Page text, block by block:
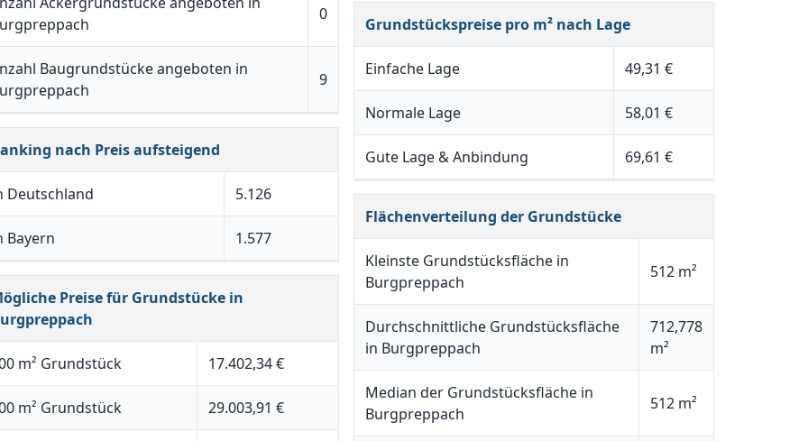
0
Baugrundstücke angeboten in
9
nach Preis aufsteigend
Deutschland 5.126
Bayern 1.577
Preise für Grundstücke in
m² Grundstück 17.402,34 €
m² Grundstück 29.003,91 €
Grundstückspreise pro m² nach Lage
Einfache Lage 49,31 €
Normale Lage 58,01 €
Gute Lage & Anbindung 69,61 €
Flächenverteilung der Grundstücke
Kleinste Grundstücksfläche in
Burgpreppach
512 m²
Durchschnittliche Grundstücksfläche
in Burgpreppach
712,778
m²
Median der Grundstücksfläche in
Burgpreppach
512 m²